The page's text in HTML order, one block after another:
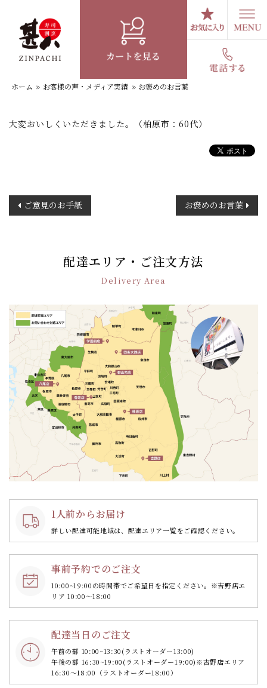
お褒めのお言葉
ホーム » お客様の声・メディア実績 » お褒めのお言葉
大変おいしくいただきました。（柏原市：60代）
稿
ン
ご意見のお手紙 お褒めのお言葉
配達エリア・ご注文方法
Delivery Area
1人前からお届け
詳しい配達可能地域は、配達エリア一覧をご確認ください。
事前予約でのご注文
10:00~19:00の時間帯でご希望日を指定ください。 ※吉野店エ
リア 10:00～18:00
配達当日のご注文
午前の部 10:00~13:30(ラストオーダー13:00)
午後の部 16:30~19:00(ラストオーダー19:00)※吉野店エリア
16:30～18:00（ラストオーダー18:00）